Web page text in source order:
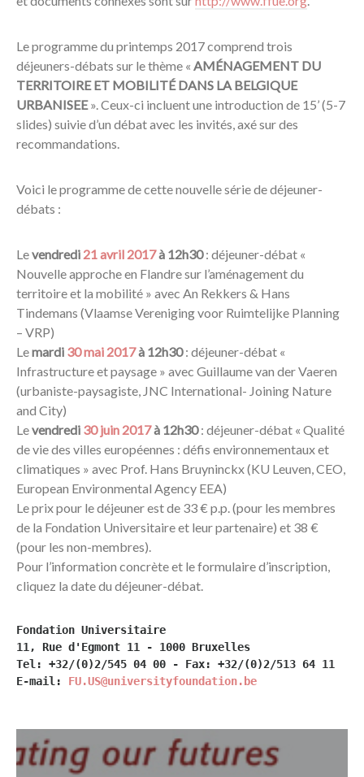
Le programme du printemps 2017 comprend trois
déjeuners-débats sur le thème « AMÉNAGEMENT DU
TERRITOIRE ET MOBILITÉ DANS LA BELGIQUE
URBANISEE». Ceux-ci incluent une introduction de 15’ (5-7
slides) suivie d’un débat avec les invités, axé sur des
recommandations.
Voici le programme de cette nouvelle série de déjeuner-
débats :
Levendredi 21 avril 2017à 12h30: déjeuner-débat «
Nouvelle approche en Flandre sur l’aménagement du
territoire et la mobilité » avec An Rekkers & Hans
Tindemans (Vlaamse Vereniging voor Ruimtelijke Planning
– VRP)
Lemardi 30 mai 2017à 12h30: déjeuner-débat «
Infrastructure et paysage » avec Guillaume van der Vaeren
(urbaniste-paysagiste, JNC International- Joining Nature
and City)
Levendredi 30 juin 2017à 12h30: déjeuner-débat « Qualité
de vie des villes européennes : défis environnementaux et
climatiques » avec Prof. Hans Bruyninckx (KU Leuven, CEO,
European Environmental Agency EEA)
Le prix pour le déjeuner est de 33 € p.p. (pour les membres
de la Fondation Universitaire et leur partenaire) et 38 €
(pour les non-membres).
Pour l’information concrète et le formulaire d’inscription,
cliquez la date du déjeuner-débat.
E-mail: FU.US@universityfoundation.be